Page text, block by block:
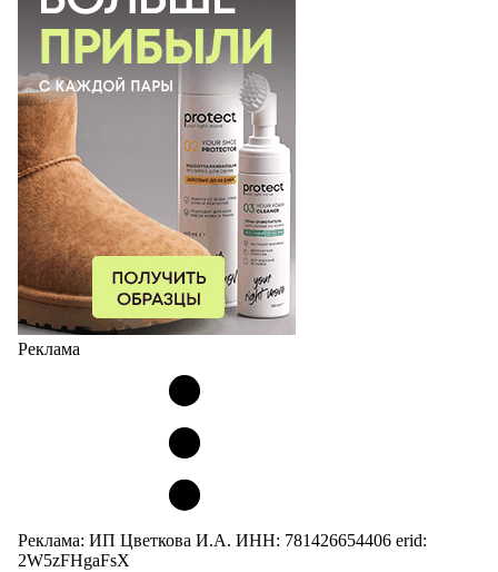
Реклама
Реклама: ИП Цветкова И.А. ИНН: 781426654406 erid:
2W5zFHgaFsX